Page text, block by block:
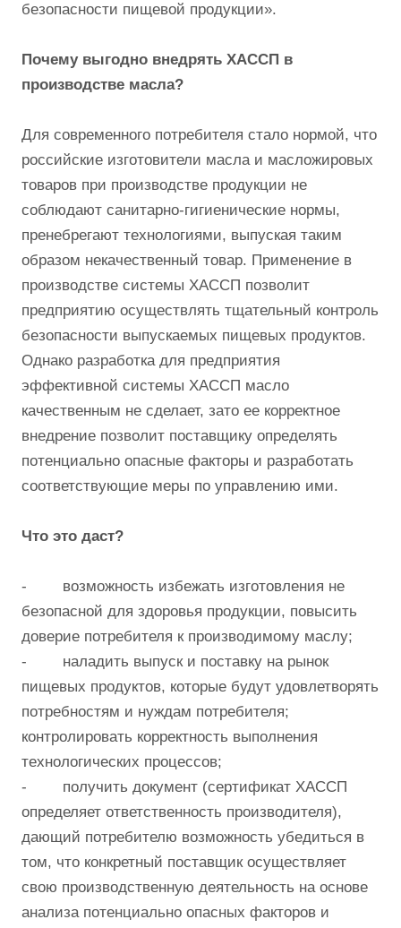
безопасности пищевой продукции».
Почему выгодно внедрять ХАССП в
производстве масла?
Для современного потребителя стало нормой, что
российские изготовители масла и масложировых
товаров при производстве продукции не
соблюдают санитарно-гигиенические нормы,
пренебрегают технологиями, выпуская таким
образом некачественный товар. Применение в
производстве системы ХАССП позволит
предприятию осуществлять тщательный контроль
безопасности выпускаемых пищевых продуктов.
Однако разработка для предприятия
эффективной системы ХАССП масло
качественным не сделает, зато ее корректное
внедрение позволит поставщику определять
потенциально опасные факторы и разработать
соответствующие меры по управлению ими.
Что это даст?
- возможность избежать изготовления не
безопасной для здоровья продукции, повысить
доверие потребителя к производимому маслу;
- наладить выпуск и поставку на рынок
пищевых продуктов, которые будут удовлетворять
потребностям и нуждам потребителя;
контролировать корректность выполнения
технологических процессов;
- получить документ (сертификат ХАССП
определяет ответственность производителя),
дающий потребителю возможность убедиться в
том, что конкретный поставщик осуществляет
свою производственную деятельность на основе
анализа потенциально опасных факторов и